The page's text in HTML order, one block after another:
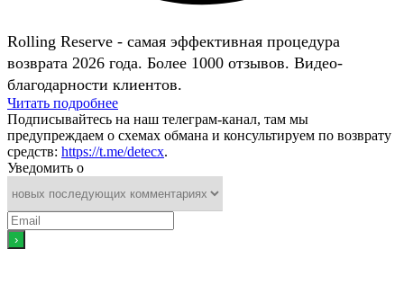
Rolling Reserve - самая эффективная процедура
возврата 2026 года. Более 1000 отзывов. Видео-
благодарности клиентов.
Читать подробнее
Подписывайтесь на наш телеграм-канал, там мы
предупреждаем о схемах обмана и консультируем по возврату
средств: https://t.me/detecx.
Уведомить о